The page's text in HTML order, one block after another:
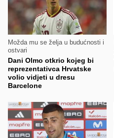
Možda mu se želja u budućnosti i
ostvari
Dani Olmo otkrio kojeg bi
reprezentativca Hrvatske
volio vidjeti u dresu
Barcelone